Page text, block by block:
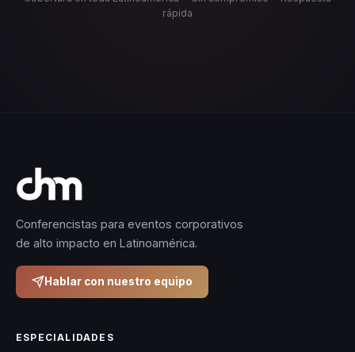
rápida
Conferencistas para eventos corporativos
de alto impacto en Latinoamérica.
Hablar con nuestro equipo
ESPECIALIDADES